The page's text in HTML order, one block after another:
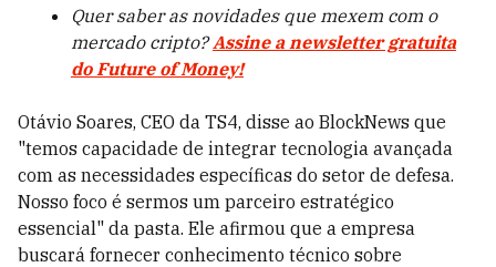
Quer saber as novidades que mexem com o
mercado cripto?Assine a newsletter gratuita
do Future of Money!
Otávio Soares, CEO da TS4, disse ao BlockNews que
"temos capacidade de integrar tecnologia avançada
com as necessidades específicas do setor de defesa.
Nosso foco é sermos um parceiro estratégico
essencial" da pasta. Ele afirmou que a empresa
buscará fornecer conhecimento técnico sobre